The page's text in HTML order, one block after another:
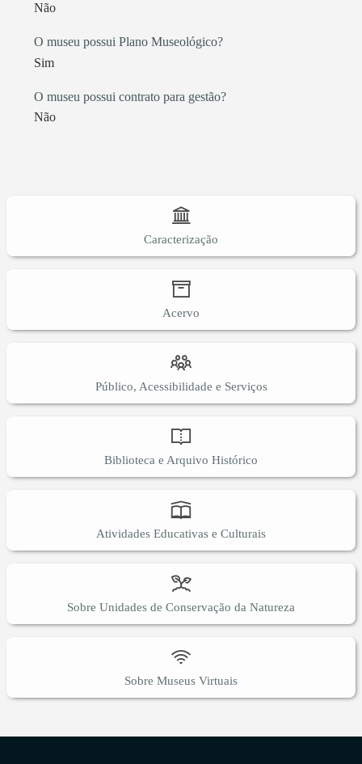
Não
O museu possui Plano Museológico?
Sim
O museu possui contrato para gestão?
Não
Caracterização
Acervo
Público, Acessibilidade e Serviços
Biblioteca e Arquivo Histórico
Atividades Educativas e Culturais
Sobre Unidades de Conservação da Natureza
Sobre Museus Virtuais